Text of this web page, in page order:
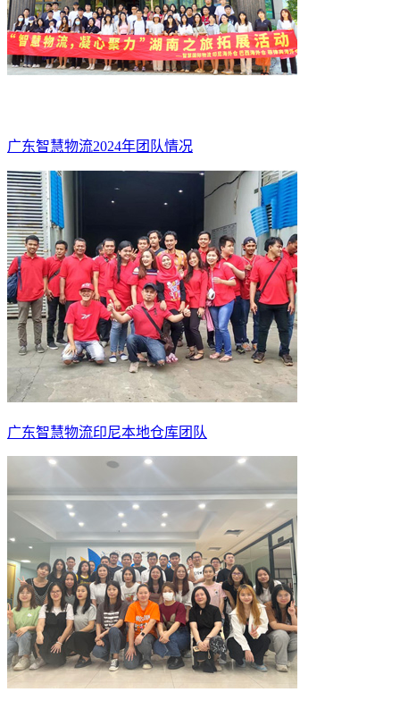
广东智慧物流2024年团队情况
广东智慧物流印尼本地仓库团队